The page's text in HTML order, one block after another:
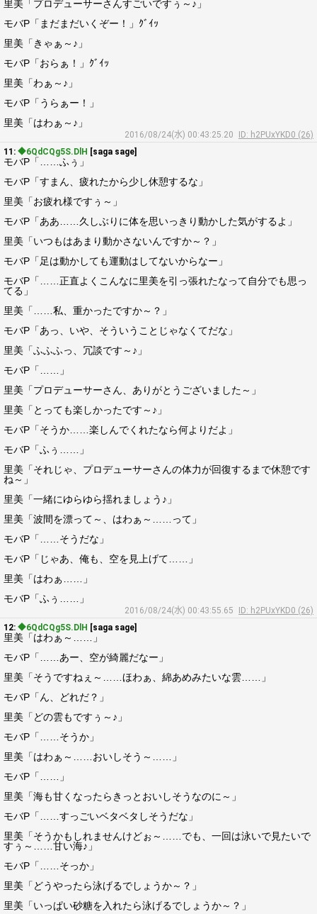
里美「プロデューサーさんすごいですぅ～♪」
モバP「まだまだいくぞー！」ｸﾞｲｯ
里美「きゃぁ～♪」
モバP「おらぁ！」ｸﾞｲｯ
里美「わぁ～♪」
モバP「うらぁー！」
里美「はわぁ～♪」
2016/08/24(水) 00:43:25.20
ID: h2PUxYKD0 (26)
11: ◆6QdCQg5S.DlH [saga sage]
モバP「……ふぅ」
モバP「すまん、疲れたから少し休憩するな」
里美「お疲れ様ですぅ～」
モバP「ああ……久しぶりに体を思いっきり動かした気がするよ」
里美「いつもはあまり動かさないんですか～？」
モバP「足は動かしても運動はしてないからなー」
モバP「……正直よくこんなに里美を引っ張れたなって自分でも思っ
てる」
里美「……私、重かったですか～？」
モバP「あっ、いや、そういうことじゃなくてだな」
里美「ふふふっ、冗談です～♪」
モバP「……」
里美「プロデューサーさん、ありがとうございました～」
里美「とっても楽しかったです～♪」
モバP「そうか……楽しんでくれたなら何よりだよ」
モバP「ふぅ……」
里美「それじゃ、プロデューサーさんの体力が回復するまで休憩です
ね～」
里美「一緒にゆらゆら揺れましょう♪」
里美「波間を漂って～、はわぁ～……って」
モバP「……そうだな」
モバP「じゃあ、俺も、空を見上げて……」
里美「はわぁ……」
モバP「ふぅ……」
2016/08/24(水) 00:43:55.65
ID: h2PUxYKD0 (26)
12: ◆6QdCQg5S.DlH [saga sage]
里美「はわぁ～……」
モバP「……あー、空が綺麗だなー」
里美「そうですねぇ～……ほわぁ、綿あめみたいな雲……」
モバP「ん、どれだ？」
里美「どの雲もですぅ～♪」
モバP「……そうか」
里美「はわぁ～……おいしそう～……」
モバP「……」
里美「海も甘くなったらきっとおいしそうなのに～」
モバP「……すっごいベタベタしそうだな」
里美「そうかもしれませんけどぉ～……でも、一回は泳いで見たいで
すぅ～……甘い海♪」
モバP「……そっか」
里美「どうやったら泳げるでしょうか～？」
里美「いっぱい砂糖を入れたら泳げるでしょうか～？」